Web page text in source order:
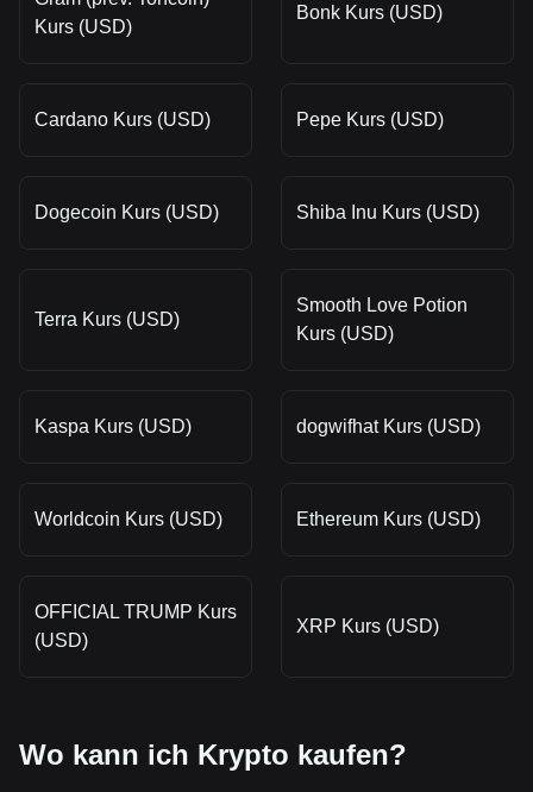
Kurs (USD)
Bonk Kurs (USD)
Cardano Kurs (USD) Pepe Kurs (USD)
Dogecoin Kurs (USD) Shiba Inu Kurs (USD)
Terra Kurs (USD)
Smooth Love Potion
Kurs (USD)
Kaspa Kurs (USD) dogwifhat Kurs (USD)
Worldcoin Kurs (USD) Ethereum Kurs (USD)
OFFICIAL TRUMP Kurs
(USD)
XRP Kurs (USD)
Wo kann ich Krypto kaufen?